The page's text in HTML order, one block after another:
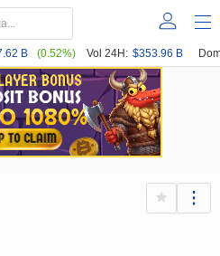
B (0.52%) Vol 24H: $353.96 B